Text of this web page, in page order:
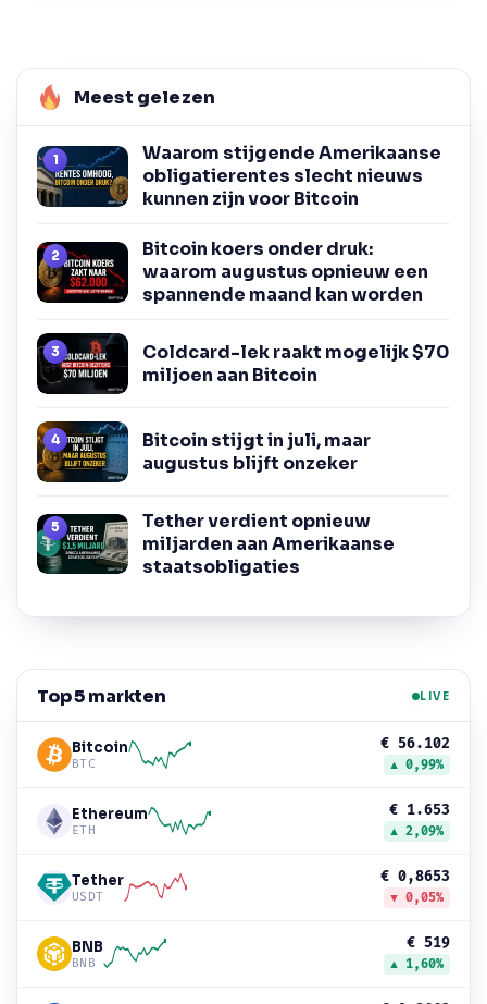
Meest gelezen
Waarom stijgende Amerikaanse
obligatierentes slecht nieuws
kunnen zijn voor Bitcoin
Bitcoin koers onder druk:
waarom augustus opnieuw een
spannende maand kan worden
Coldcard-lek raakt mogelijk $70
miljoen aan Bitcoin
Bitcoin stijgt in juli, maar
augustus blijft onzeker
Tether verdient opnieuw
miljarden aan Amerikaanse
staatsobligaties
Top 5 markten LIVE
Bitcoin
BTC
€ 56.102
▲ 0,99%
Ethereum
ETH
€ 1.653
▲ 2,09%
Tether
USDT
€ 0,8653
▼ 0,05%
BNB
BNB
€ 519
▲ 1,60%